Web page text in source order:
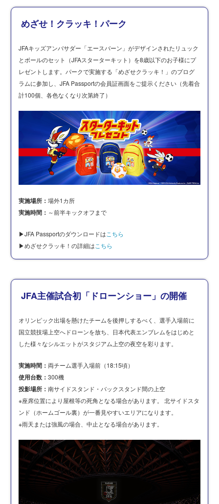
めざせ！クラッキ！パーク
JFAキッズアンバサダー「エースバーン」がデザインされたリュック
とボールのセット（JFAスターターキット）を8歳以下のお子様にプ
レゼントします。パークで実施する「めざせクラッキ！」のプログ
ラムに参加し、JFA Passportの会員証画面をご提示ください（先着合
計100個、各色なくなり次第終了）
実施場所：場外1カ所
実施時間： ～前半キックオフまで
▶JFA Passportのダウンロードは こちら
▶めざせクラッキ！の詳細は こちら
JFA主催試合初「ドローンショー」の開催
オリンピック出場を懸けたチームを後押しするべく、選手入場前に
国立競技場上空へドローンを放ち、日本代表エンブレムをはじめと
した様々なシルエットがスタジアム上空の夜空を彩ります。
実施時間： 両チーム選手入場前（18:15頃）
使用台数：300機
投影場所：南サイドスタンド・バックスタンド間の上空
※座席位置により屋根等の死角となる場合があります。 北サイドスタ
ンド（ホームゴール裏）が一番見やすいエリアになります。
※雨天または強風の場合、中止となる場合があります。